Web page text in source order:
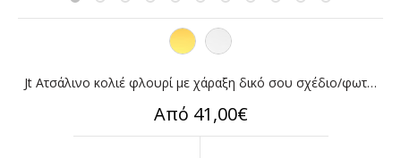
Jt Ατσάλινο κολιέ φλουρί με χάραξη δικό σου σχέδιο/φωτογραφία
Από 41,00€